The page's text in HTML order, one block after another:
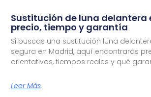
Sustitución de luna delantera
precio, tiempo y garantía
Si buscas una sustitución luna
segura en Madrid, aquí encontrarás
orientativos, tiempos reales y qué
Leer Más